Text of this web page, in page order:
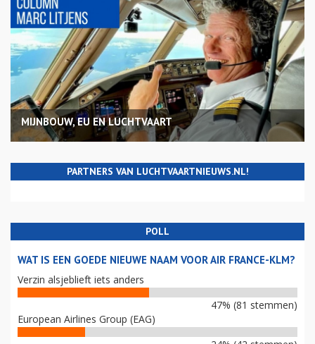
MIJNBOUW, EU EN LUCHTVAART
PARTNERS VAN LUCHTVAARTNIEUWS.NL!
POLL
WAT IS EEN GOEDE NIEUWE NAAM VOOR AIR FRANCE-KLM?
Verzin alsjeblieft iets anders
47% (81 stemmen)
European Airlines Group (EAG)